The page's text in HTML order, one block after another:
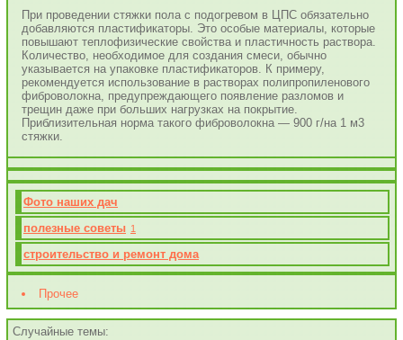
При проведении стяжки пола с подогревом в ЦПС обязательно
добавляются пластификаторы. Это особые материалы, которые
повышают теплофизические свойства и пластичность раствора.
Количество, необходимое для создания смеси, обычно
указывается на упаковке пластификаторов. К примеру,
рекомендуется использование в растворах полипропиленового
фиброволокна, предупреждающего появление разломов и
трещин даже при больших нагрузках на покрытие.
Приблизительная норма такого фиброволокна — 900 г/на 1 м3
стяжки.
Фото наших дач
полезные советы 1
строительство и ремонт дома
Прочее
Случайные темы: